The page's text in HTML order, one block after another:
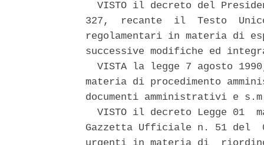
VISTO il decreto del
327,  recante  il  Testo
regolamentari in materia di
successive modifiche ed
VISTA la legge 7 agosto
materia di procedimento
documenti amministrativi e
VISTO il decreto Legge 01
Gazzetta Ufficiale n. 51 del